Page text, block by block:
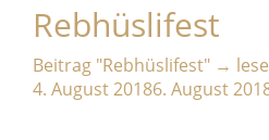
Rebhüslifest
Beitrag "Rebhüslifest" →
4. August 20186. August